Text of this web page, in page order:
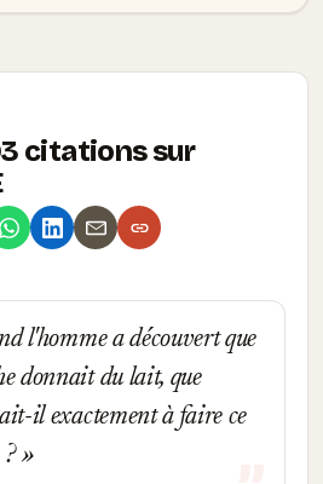
citations sur
l'homme a découvert que
donnait du lait, que
il exactement à faire ce
?